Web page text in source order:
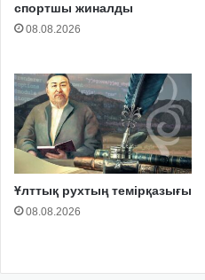
спортшы жиналды
08.08.2026
Ұлттық рухтың темірқазығы
08.08.2026